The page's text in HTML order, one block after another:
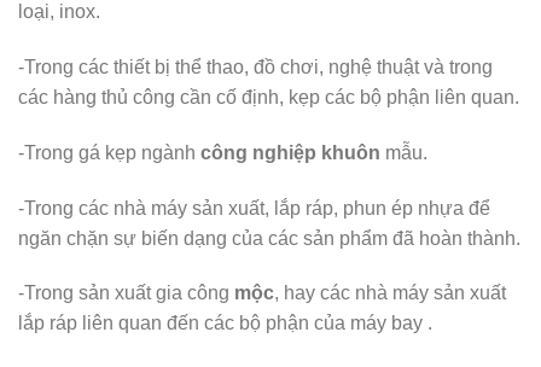
loại, inox.
-Trong các thiết bị thể thao, đồ chơi, nghệ thuật và trong
các hàng thủ công cần cố định, kẹp các bộ phận liên quan.
-Trong gá kẹp ngành công nghiệp khuôn mẫu.
-Trong các nhà máy sản xuất, lắp ráp, phun ép nhựa để
ngăn chặn sự biến dạng của các sản phẩm đã hoàn thành.
-Trong sản xuất gia công mộc, hay các nhà máy sản xuất
lắp ráp liên quan đến các bộ phận của máy bay .